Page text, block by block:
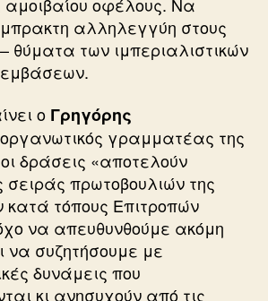
αλληλεγγύη στους
θύματα των ιμπεριαλιστικών
ο Γρηγόρης
οργανωτικός γραμματέας της
δράσεις «αποτελούν
σειράς πρωτοβουλιών της
τόπους Επιτροπών
να απευθυνθούμε ακόμη
να συζητήσουμε με
δυνάμεις που
κι ανησυχούν από τις